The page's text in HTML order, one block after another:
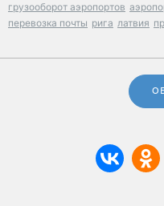
грузооборот аэропортов
перевозка почты рига латвия